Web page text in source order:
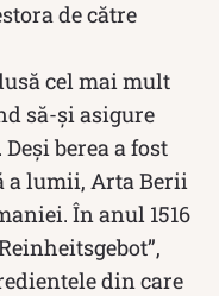
de către
cel mai mult
să-și asigure
berea a fost
a lumii, Arta Berii
În anul 1516
din care